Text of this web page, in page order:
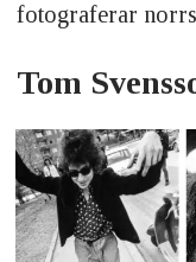
fotograferar
Tom